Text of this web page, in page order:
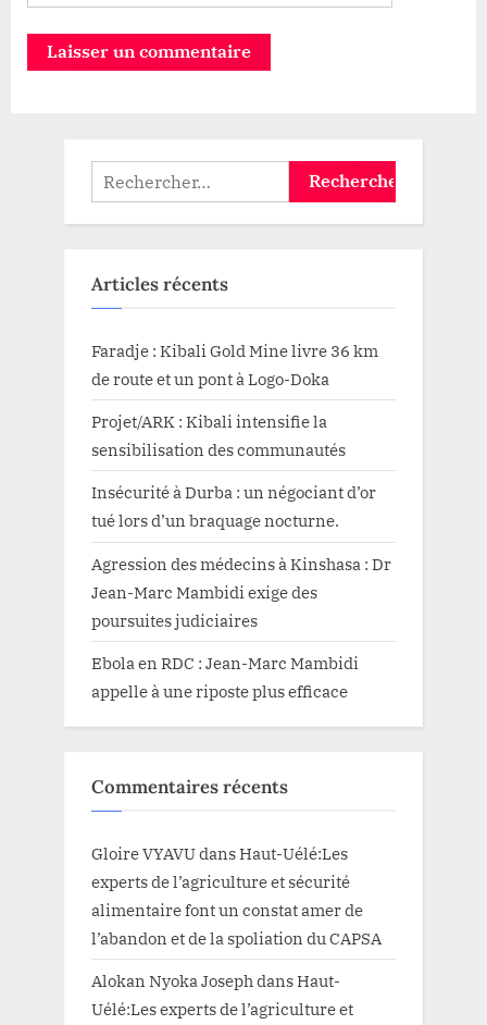
Rechercher :
Articles récents
Faradje : Kibali Gold Mine livre 36 km
de route et un pont à Logo-Doka
Projet/ARK : Kibali intensifie la
sensibilisation des communautés
Insécurité à Durba : un négociant d’or
tué lors d’un braquage nocturne.
Agression des médecins à Kinshasa : Dr
Jean-Marc Mambidi exige des
poursuites judiciaires
Ebola en RDC : Jean-Marc Mambidi
appelle à une riposte plus efficace
Commentaires récents
Gloire VYAVUdansHaut-Uélé:Les
experts de l’agriculture et sécurité
alimentaire font un constat amer de
l’abandon et de la spoliation du CAPSA
Alokan Nyoka JosephdansHaut-
Uélé:Les experts de l’agriculture et